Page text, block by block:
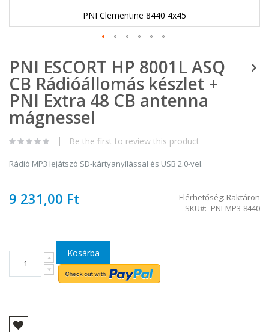
PNI Clementine 8440 4x45
a
képgaléria
elejére
PNI ESCORT HP 8001L ASQ
CB Rádióállomás készlet +
PNI Extra 48 CB antenna
mágnessel
Be the first to review this product
Rádió MP3 lejátszó SD-kártyanyílással és USB 2.0-vel.
9 231,00 Ft Elérhetőség: Raktáron
SKU
PNI-MP3-8440
Kosárba